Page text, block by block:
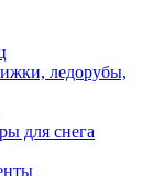
ледорубы,
для снега